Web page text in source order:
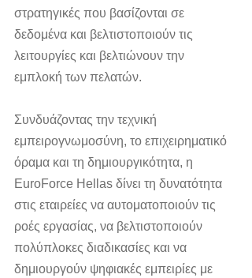
στρατηγικές που βασίζονται σε
δεδομένα και βελτιστοποιούν τις
λειτουργίες και βελτιώνουν την
εμπλοκή των πελατών.
Συνδυάζοντας την τεχνική
εμπειρογνωμοσύνη, το επιχειρηματικό
όραμα και τη δημιουργικότητα, η
EuroForce Hellas δίνει τη δυνατότητα
στις εταιρείες να αυτοματοποιούν τις
ροές εργασίας, να βελτιστοποιούν
πολύπλοκες διαδικασίες και να
δημιουργούν ψηφιακές εμπειρίες με